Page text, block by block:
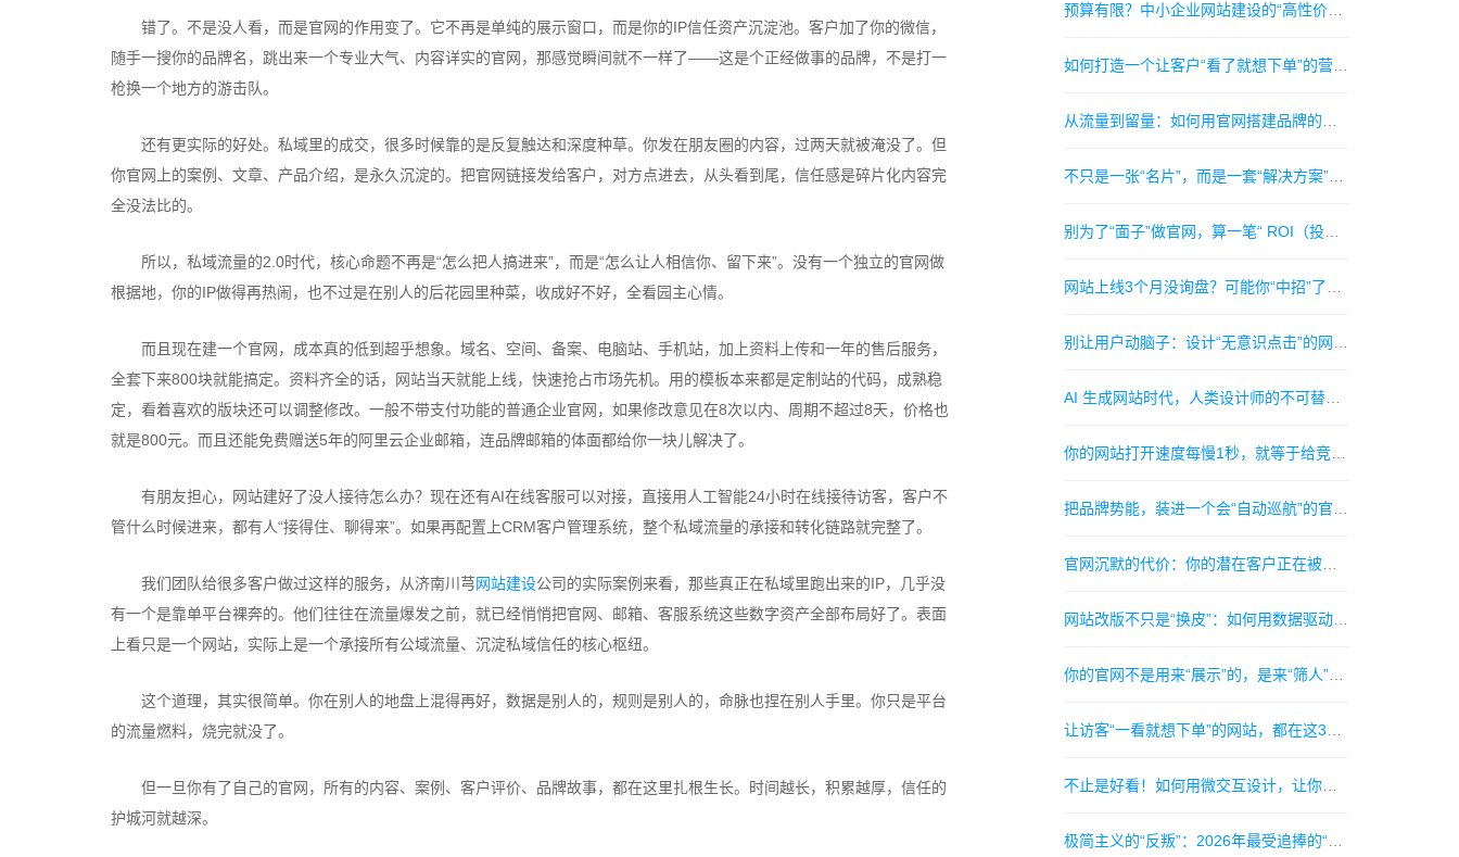
错了。不是没人看，而是官网的作用变了。它不再是单纯的展示窗口，而是你的IP信任资产沉淀池。客户加了你的微信，
随手一搜你的品牌名，跳出来一个专业大气、内容详实的官网，那感觉瞬间就不一样了——这是个正经做事的品牌，不是打一
枪换一个地方的游击队。
还有更实际的好处。私域里的成交，很多时候靠的是反复触达和深度种草。你发在朋友圈的内容，过两天就被淹没了。但
你官网上的案例、文章、产品介绍，是永久沉淀的。把官网链接发给客户，对方点进去，从头看到尾，信任感是碎片化内容完
全没法比的。
所以，私域流量的2.0时代，核心命题不再是“怎么把人搞进来”，而是“怎么让人相信你、留下来”。没有一个独立的官网做
根据地，你的IP做得再热闹，也不过是在别人的后花园里种菜，收成好不好，全看园主心情。
而且现在建一个官网，成本真的低到超乎想象。域名、空间、备案、电脑站、手机站，加上资料上传和一年的售后服务，
全套下来800块就能搞定。资料齐全的话，网站当天就能上线，快速抢占市场先机。用的模板本来都是定制站的代码，成熟稳
定，看着喜欢的版块还可以调整修改。一般不带支付功能的普通企业官网，如果修改意见在8次以内、周期不超过8天，价格也
就是800元。而且还能免费赠送5年的阿里云企业邮箱，连品牌邮箱的体面都给你一块儿解决了。
有朋友担心，网站建好了没人接待怎么办？现在还有AI在线客服可以对接，直接用人工智能24小时在线接待访客，客户不
管什么时候进来，都有人“接得住、聊得来”。如果再配置上CRM客户管理系统，整个私域流量的承接和转化链路就完整了。
我们团队给很多客户做过这样的服务，从济南川芎网站建设公司的实际案例来看，那些真正在私域里跑出来的IP，几乎没
有一个是靠单平台裸奔的。他们往往在流量爆发之前，就已经悄悄把官网、邮箱、客服系统这些数字资产全部布局好了。表面
上看只是一个网站，实际上是一个承接所有公域流量、沉淀私域信任的核心枢纽。
这个道理，其实很简单。你在别人的地盘上混得再好，数据是别人的，规则是别人的，命脉也捏在别人手里。你只是平台
的流量燃料，烧完就没了。
但一旦你有了自己的官网，所有的内容、案例、客户评价、品牌故事，都在这里扎根生长。时间越长，积累越厚，信任的
护城河就越深。
预算有限？中小企业网站建设的“高性价比”实操指南
如何打造一个让客户“看了就想下单”的营销型网站？
不只是一张“名片”，而是一套“解决方案”：挖掘官网的长期主义价值
别为了“面子”做官网，算一笔“ ROI（投资回报率）”的明白账
AI 生成网站时代，人类设计师的不可替代性在哪里
你的网站打开速度每慢1秒，就等于给竞争对手送走一个客户
官网沉默的代价：你的潜在客户正在被竞品的“无摩擦体验”偷走
网站改版不只是“换皮”：如何用数据驱动设计，让老用户回心转意
你的官网不是用来“展示”的，是来“筛人”的——构建高转化漏斗的3个暗黑细节
不止是好看！如何用微交互设计，让你的网站瞬间拥有“高级感”和“灵魂”
极简主义的“反叛”：2026年最受追捧的“极繁质感”视觉风